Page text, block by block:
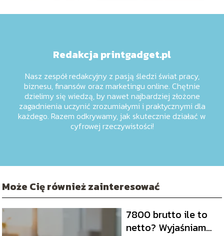
Redakcja printgadget.pl
Nasz zespół redakcyjny z pasją śledzi świat pracy,
biznesu, finansów oraz marketingu online. Chętnie
dzielimy się wiedzą, by nawet najbardziej złożone
zagadnienia uczynić zrozumiałymi i praktycznymi dla
każdego. Razem odkrywamy, jak skutecznie działać w
cyfrowej rzeczywistości!
Może Cię również zainteresować
7800 brutto ile to
netto? Wyjaśniamy